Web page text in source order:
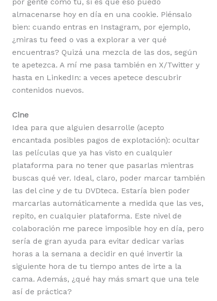
almacenarse hoy en día en una cookie. Piénsalo
bien: cuando entras en Instagram, por ejemplo,
¿miras tu feed o vas a explorar a ver qué
encuentras? Quizá una mezcla de las dos, según
te apetezca. A mí me pasa también en X/Twitter y
hasta en LinkedIn: a veces apetece descubrir
contenidos nuevos.
Cine
Idea para que alguien desarrolle (acepto
encantada posibles pagos de explotación): ocultar
las películas que ya has visto en cualquier
plataforma para no tener que pasarlas mientras
buscas qué ver. Ideal, claro, poder marcar también
las del cine y de tu DVDteca. Estaría bien poder
marcarlas automáticamente a medida que las ves,
repito, en cualquier plataforma. Este nivel de
colaboración me parece imposible hoy en día, pero
sería de gran ayuda para evitar dedicar varias
horas a la semana a decidir en qué invertir la
siguiente hora de tu tiempo antes de irte a la
cama. Además, ¿qué hay más smart que una tele
así de práctica?